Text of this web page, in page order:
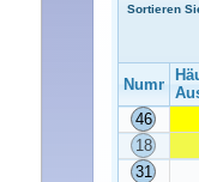
Sortieren
Nummer
46
18
31